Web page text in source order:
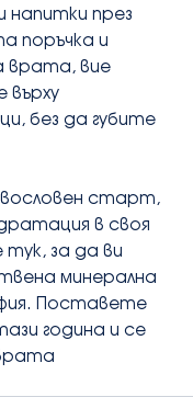
напитки през
поръчка и
врата, вие
без да губите
старт,
в своя
тук, за да ви
минерална
Поставете
година и се